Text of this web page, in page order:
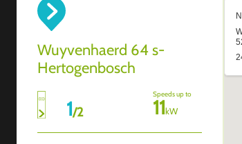
Wuyvenhaerd 64 s-
Hertogenbosch
1/2
Speeds up to
11kW